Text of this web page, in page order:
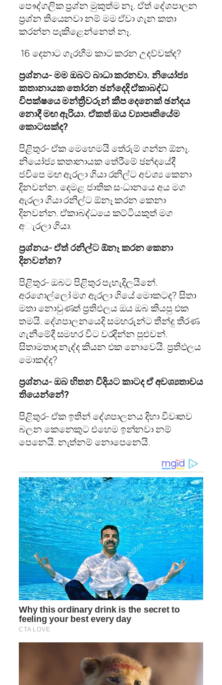
පෞද්ගලික ප්‍රශ්න මුකුත්ම නෑ. ඒත් දේශපාලන
ප්‍රශ්න තියෙනවා නම් මම ඒවා ගැන කතා
කරන්න පැකිළෙන්නෙත් නෑ.
16 දෙනාට ගැරහීම කාට කරන උදව්වක්ද?
ප්‍රශ්නය- මම ඔබට බාධා කරනවා. නියෝජ්‍ය
කතානායක තෝරන ඡන්දෙදි ඒකාබද්ධ
විපක්ෂයෙ මන්ත්‍රීවරුන් කීප දෙනෙක් ඡන්දය
නොදී මඟ ඇරියා. ඒකත් ඔය ව්‍යාපෘතියේම
කොටසක්ද?
පිළිතුර- ඒක මෙහෙමයි තේරුම් ගන්න ඕනෑ.
නියෝජ්‍ය කතානායක තේරීමේ ඡන්දයේදී
ජවිපෙ මඟ ඇරලා ගියා රනිල්ට අවශ්‍ය කෙනා
දිනවන්න. දෙමළ ජාතික සංධානයෙ අය මග
ඇරලා ගියා රනිල්ට ඕනෑ කරන කෙනා
දිනවන්න. ඒකාබද්ධයෙ කට්ටියකුත් මග
අැරලා ගියා.
ප්‍රශ්නය- ඒත් රනිල්ට ඕනෑ කරන කෙනා
දිනවන්න?
පිළිතුර- ඔබට පිළිතුර පැහැදිලයිනේ.
අරගොල්ලෝ මග ඇරලා ගියේ මොකටද? සිතා
මතා නොවුණත් ප්‍රතිඵලය ඔය ඔබ කියපු එක
තමයි. දේශපාලනයෙදි සමහරුන්ට තීන්දු තීරණ
ගැනීමේදී සමහර විට වරදින්න පුළුවන්.
සිතාමතාද නැද්ද කියන එක නොවෙයි. ප්‍රතිඵලය
මොකද්ද?
ප්‍රශ්නය- ඔබ හිතන විදියට කාටද ඒ අවශ්‍යතාවය
තියෙන්නේ?
පිළිතුර- ඒක ඉතින් දේශපාලනය දිහා විවෘතව
බලන කෙනෙකුට එහෙම ඉන්නවා නම්
පෙනෙයි. නැත්නම් නොපෙනෙයි.